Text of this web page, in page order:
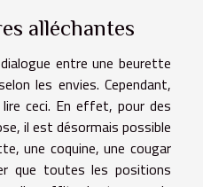
alléchantes
entre une beurette
les envies. Cependant,
ceci. En effet, pour des
il est désormais possible
une coquine, une cougar
que toutes les positions